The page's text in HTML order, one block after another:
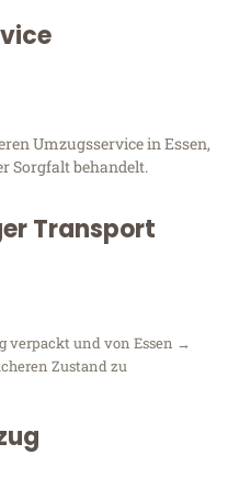
Umzugsservice in Essen,
Sorgfalt behandelt.
Transport
verpackt und von Essen →
Zustand zu